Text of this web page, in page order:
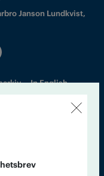
Janson Lundkvist,
In English